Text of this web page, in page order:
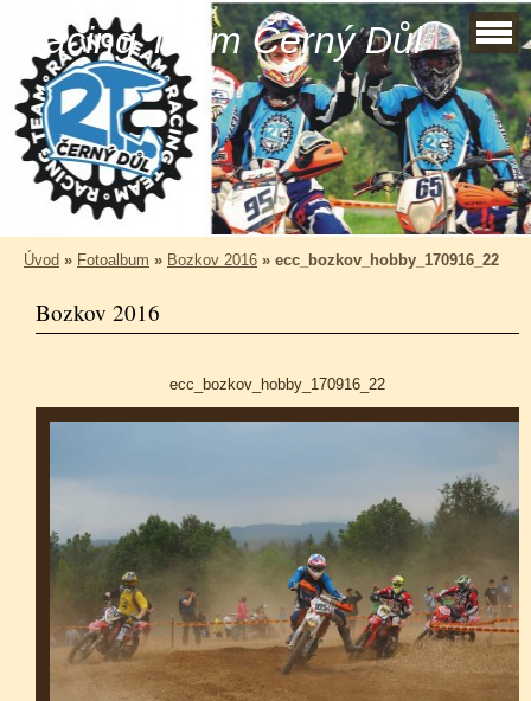
Racing Team Černý Důl
Úvod » Fotoalbum » Bozkov 2016 » ecc_bozkov_hobby_170916_22
Bozkov 2016
ecc_bozkov_hobby_170916_22